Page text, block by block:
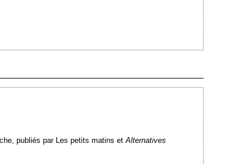
publiés par Les petits matins etAlternatives